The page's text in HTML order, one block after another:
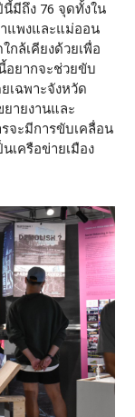
มีถึง 76 จุดทั้งใน
แพงและแม่ออน
กล้เคียงด้วยเพื่อ
อยากจะช่วยขับ
เฉพาะจังหวัด
ยายงานและ
จะมีการขับเคลื่อน
เครือข่ายเมือง